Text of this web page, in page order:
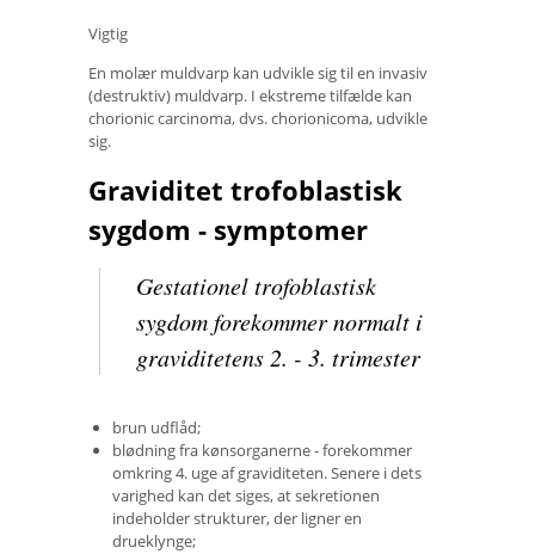
Vigtig
En molær muldvarp kan udvikle sig til en invasiv
(destruktiv) muldvarp. I ekstreme tilfælde kan
chorionic carcinoma, dvs. chorionicoma, udvikle
sig.
Graviditet trofoblastisk
sygdom - symptomer
Gestationel trofoblastisk
sygdom forekommer normalt i
graviditetens 2. - 3. trimester
brun udflåd;
blødning fra kønsorganerne - forekommer
omkring 4. uge af graviditeten. Senere i dets
varighed kan det siges, at sekretionen
indeholder strukturer, der ligner en
drueklynge;